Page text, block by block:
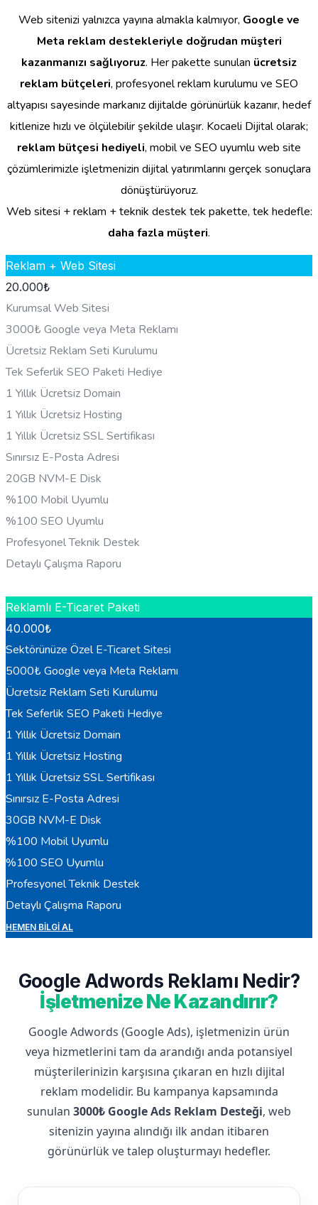
Web sitenizi yalnızca yayına almakla kalmıyor, Google ve
Meta reklam destekleriyle doğrudan müşteri
kazanmanızı sağlıyoruz. Her pakette sunulan ücretsiz
reklam bütçeleri, profesyonel reklam kurulumu ve SEO
altyapısı sayesinde markanız dijitalde görünürlük kazanır, hedef
kitlenize hızlı ve ölçülebilir şekilde ulaşır. Kocaeli Dijital olarak;
reklam bütçesi hediyeli, mobil ve SEO uyumlu web site
çözümlerimizle işletmenizin dijital yatırımlarını gerçek sonuçlara
dönüştürüyoruz.
Web sitesi + reklam + teknik destek tek pakette, tek hedefle:
daha fazla müşteri.
Reklam + Web Sitesi
20.000₺
Kurumsal Web Sitesi
3000₺ Google veya Meta Reklamı
Ücretsiz Reklam Seti Kurulumu
Tek Seferlik SEO Paketi Hediye
1 Yıllık Ücretsiz Domain
1 Yıllık Ücretsiz Hosting
1 Yıllık Ücretsiz SSL Sertifikası
Sınırsız E-Posta Adresi
20GB NVM-E Disk
%100 Mobil Uyumlu
%100 SEO Uyumlu
Profesyonel Teknik Destek
Detaylı Çalışma Raporu
Reklamlı E-Ticaret Paketi
40.000₺
Sektörünüze Özel E-Ticaret Sitesi
5000₺ Google veya Meta Reklamı
Ücretsiz Reklam Seti Kurulumu
Tek Seferlik SEO Paketi Hediye
1 Yıllık Ücretsiz Domain
1 Yıllık Ücretsiz Hosting
1 Yıllık Ücretsiz SSL Sertifikası
Sınırsız E-Posta Adresi
30GB NVM-E Disk
%100 Mobil Uyumlu
%100 SEO Uyumlu
Profesyonel Teknik Destek
Detaylı Çalışma Raporu
HEMEN BILGI AL
Google Adwords Reklamı Nedir?
İşletmenize Ne Kazandırır?
Google Adwords (Google Ads), işletmenizin ürün
veya hizmetlerini tam da arandığı anda potansiyel
müşterilerinizin karşısına çıkaran en hızlı dijital
reklam modelidir. Bu kampanya kapsamında
sunulan 3000₺ Google Ads Reklam Desteği, web
sitenizin yayına alındığı ilk andan itibaren
görünürlük ve talep oluşturmayı hedefler.